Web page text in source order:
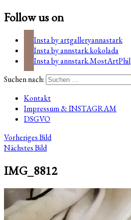
Follow us on
Insta by artgalleryannastark
Insta by annstark.kokolada
Insta by annstark.MostArtPhil
Suchen nach:
Kontakt
Impressum & INSTAGRAM
DSGVO
Vorheriges Bild
Nächstes Bild
IMG_8812